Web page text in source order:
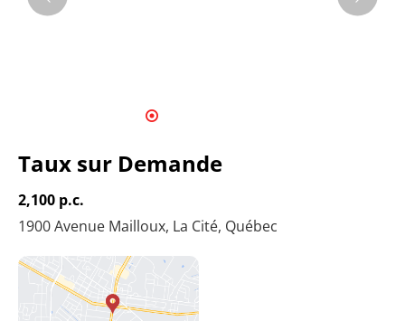
Taux sur Demande
2,100 p.c.
1900 Avenue Mailloux, La Cité, Québec